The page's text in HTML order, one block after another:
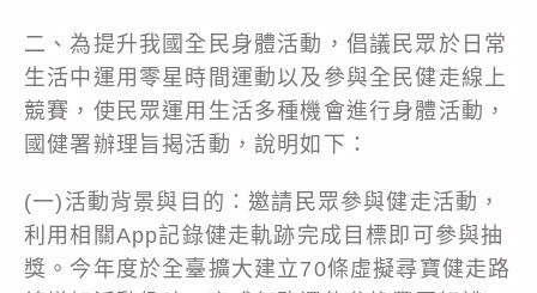
二、為提升我國全民身體活動，倡議民眾於日常
生活中運用零星時間運動以及參與全民健走線上
競賽，使民眾運用生活多種機會進行身體活動，
國健署辦理旨揭活動，說明如下：
(一)活動背景與目的：邀請民眾參與健走活動，
利用相關App記錄健走軌跡完成目標即可參與抽
獎。今年度於全臺擴大建立70條虛擬尋寶健走路